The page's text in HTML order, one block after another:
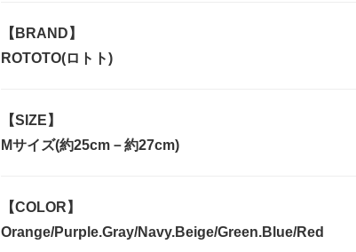
【BRAND】
ROTOTO(ロトト)
【SIZE】
Mサイズ(約25cm－約27cm)
【COLOR】
Orange/Purple.Gray/Navy.Beige/Green.Blue/Red